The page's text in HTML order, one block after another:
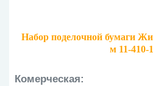
Набор поделочной бумаги
м 11-410-
Комерческая: